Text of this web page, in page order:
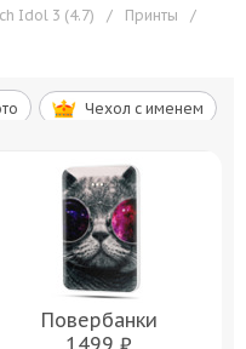
Idol 3 (4.7) / Принты
/
Чехол c именем
Повербанки
1499 ₽